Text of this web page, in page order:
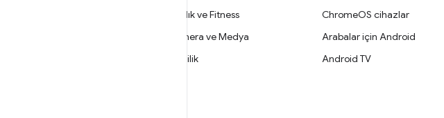
Sağlık ve Fitness
Kamera ve Medya
Gizlilik
ChromeOS cihazlar
Arabalar için Android
Android TV